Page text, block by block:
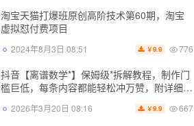
淘宝天猫打爆班原创高阶技术第60期，淘宝
虚拟怼付费项目
2024年8月3日 08:51 ￥9.9 776
抖音【离谱数学*】保姆级*拆解教程，制作门
槛巨低，每条内容都能轻松冲万赞，附详细步
2026年3月20日 08:16 ￥9.9 667